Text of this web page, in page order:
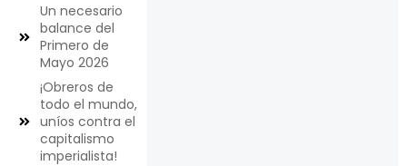
Un necesario
balance del
Primero de
Mayo 2026
¡Obreros de
todo el mundo,
uníos contra el
capitalismo
imperialista!